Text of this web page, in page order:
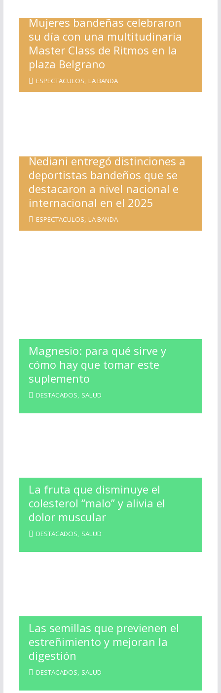
Mujeres bandeñas celebraron
su día con una multitudinaria
Master Class de Ritmos en la
plaza Belgrano
ESPECTACULOS LA BANDA
Nediani entregó distinciones a
deportistas bandeños que se
destacaron a nivel nacional e
internacional en el 2025
ESPECTACULOS LA BANDA
Magnesio: para qué sirve y
cómo hay que tomar este
suplemento
DESTACADOS SALUD
La fruta que disminuye el
colesterol “malo” y alivia el
dolor muscular
DESTACADOS SALUD
Las semillas que previenen el
estreñimiento y mejoran la
digestión
DESTACADOS SALUD